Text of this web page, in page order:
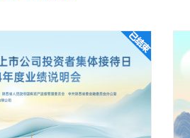
办，欢迎广大投资者踊跃参与!
后，可在活动页的互动交流区直
续发